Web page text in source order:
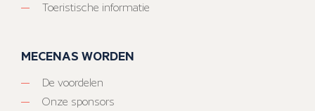
Toeristische informatie
MECENAS WORDEN
De voordelen
Onze sponsors